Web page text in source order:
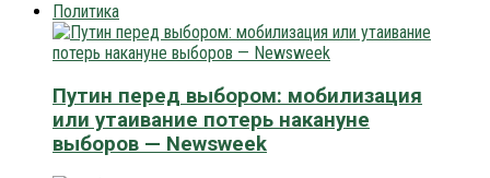
Политика
Путин перед выбором: мобилизация
или утаивание потерь накануне
выборов — Newsweek